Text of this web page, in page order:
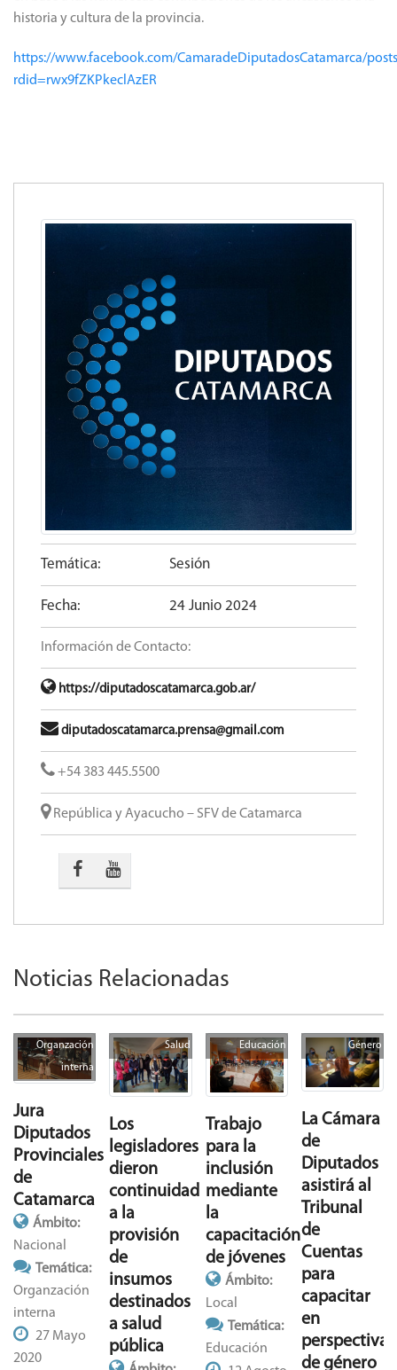
historia y cultura de la provincia.
https://www.facebook.com/CamaradeDiputadosCatamarca/
rdid=rwx9fZKPkeclAzER
Temática: Sesión
Fecha: 24 Junio 2024
Información de Contacto:
https://diputadoscatamarca.gob.ar/
diputadoscatamarca.prensa@gmail.com
+54 383 445.5500
República y Ayacucho – SFV de Catamarca
Noticias Relacionadas
Organzación
interna
Jura
Diputados
Provinciales
de
Catamarca
Ámbito:
Nacional
Temática:
Organzación
interna
27 Mayo
2020
Salud
Los
legisladores
dieron
continuidad
a la
provisión
de
insumos
destinados
a salud
pública
Educación
Trabajo
para la
inclusión
mediante
la
capacitación
de jóvenes
Ámbito:
Local
Temática:
Educación
Género
La Cámara
de
Diputados
asistirá al
Tribunal
de
Cuentas
para
capacitar
en
perspectiva
de género